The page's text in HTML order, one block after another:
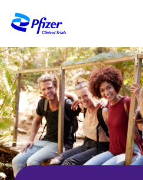
RESEARCH
UNIT
VAN
BRUSSEL
OVERZICHT